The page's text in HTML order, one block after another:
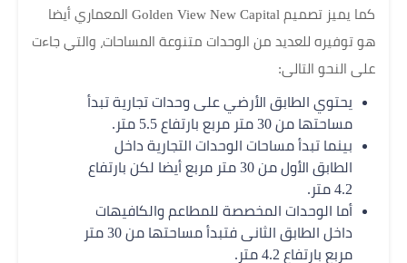
كما يميز تصميم Golden View New Capital المعماري أيضا
هو توفيره للعديد من الوحدات متنوعة المساحات، والتي جاءت
على النحو التالى:
يحتوي الطابق الأرضي على وحدات تجارية تبدأ
مساحتها من 30 متر مربع بارتفاع 5.5 متر.
بينما تبدأ مساحات الوحدات التجارية داخل
الطابق الأول من 30 متر مربع أيضا لكن بارتفاع
4.2 متر.
أما الوحدات المخصصة للمطاعم والكافيهات
داخل الطابق الثانى فتبدأ مساحتها من 30 متر
مربع بارتفاع 4.2 متر.